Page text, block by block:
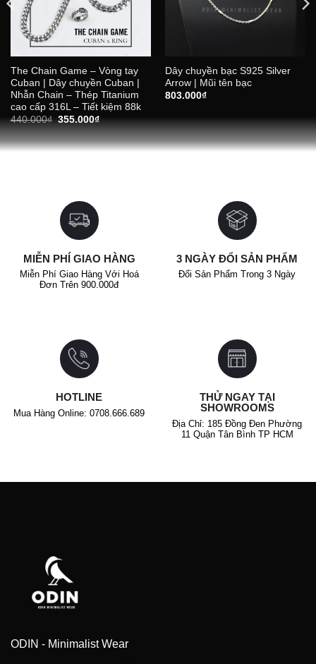
The Chain Game – Vòng tay
Cuban | Dây chuyền Cuban |
Nhẫn Chain – Thép Titanium
cao cấp 316L – Tiết kiệm 88k
440.000₫ Giá
gốc
là:
440.000₫.
355.000₫Giá
hiện
tại
là:
Dây chuyền bạc S925 Silver
Arrow | Mũi tên bạc
803.000₫
MIỄN PHÍ GIAO HÀNG
Miễn Phí Giao Hàng Với Hoá
Đơn Trên 900.000đ
3 NGÀY ĐỔI SẢN PHẨM
Đổi Sản Phẩm Trong 3 Ngày
HOTLINE
Mua Hàng Online: 0708.666.689
THỬ NGAY TẠI
SHOWROOMS
Địa Chỉ: 185 Đồng Đen Phường
11 Quận Tân Bình TP HCM
ODIN - Minimalist Wear